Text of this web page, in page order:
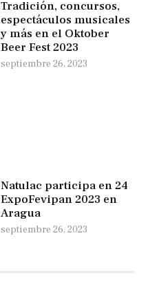
Tradición, concursos,
espectáculos musicales
y más en el Oktober
Beer Fest 2023
septiembre 26, 2023
Natulac participa en 24
ExpoFevipan 2023 en
Aragua
septiembre 26, 2023